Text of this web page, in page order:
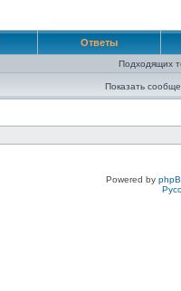
Ответы
Подходящих
Показать
Powered by